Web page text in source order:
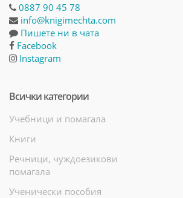
0887 90 45 78
info@knigimechta.com
Пишете ни в чата
Facebook
Instagram
Всички категории
Учебници и помагала
Книги
Речници, чуждоезикови
помагала
Ученически пособия